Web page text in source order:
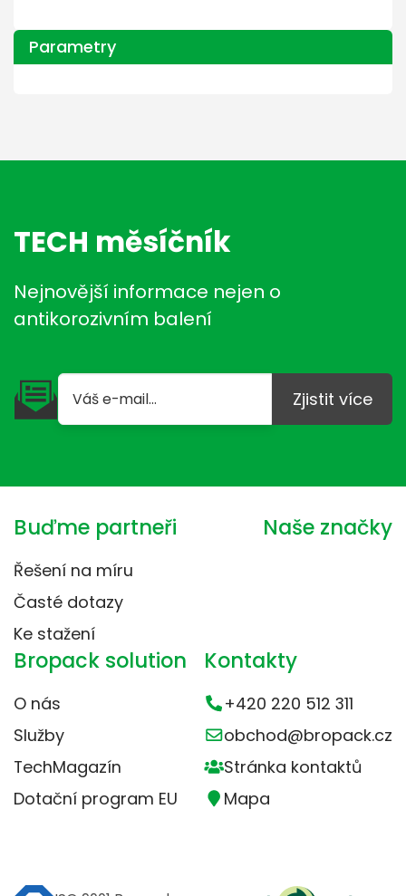
Parametry
TECH měsíčník
Nejnovější informace nejen o
antikorozivním balení
Zjistit více
Buďme partneři
Řešení na míru
Časté dotazy
Ke stažení
Naše značky
Bropack solution
O nás
Služby
TechMagazín
Dotační program EU
Kontakty
+420 220 512 311
obchod@bropack.cz
Stránka kontaktů
Mapa